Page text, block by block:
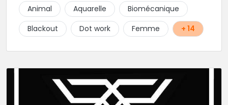
tatouages allant des calligraphies, motifs floraux au
réalisme.
Animal Aquarelle
Biomécanique
Blackout
Dot work Femme + 14